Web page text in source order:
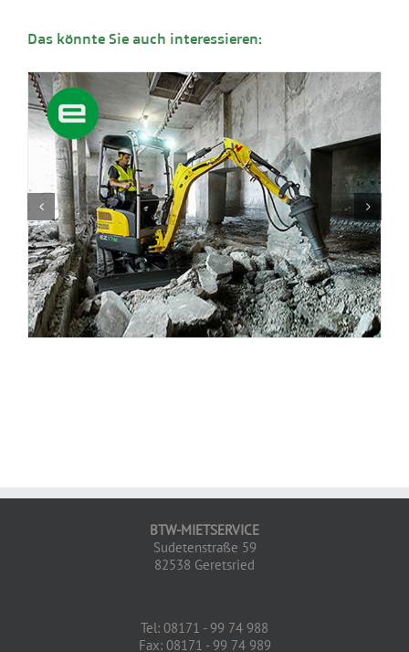
Das könnte Sie auch interessieren:
BTW-MIETSERVICE
Sudetenstraße 59
82538 Geretsried
Tel: 08171 - 99 74 988
Fax: 08171 - 99 74 989